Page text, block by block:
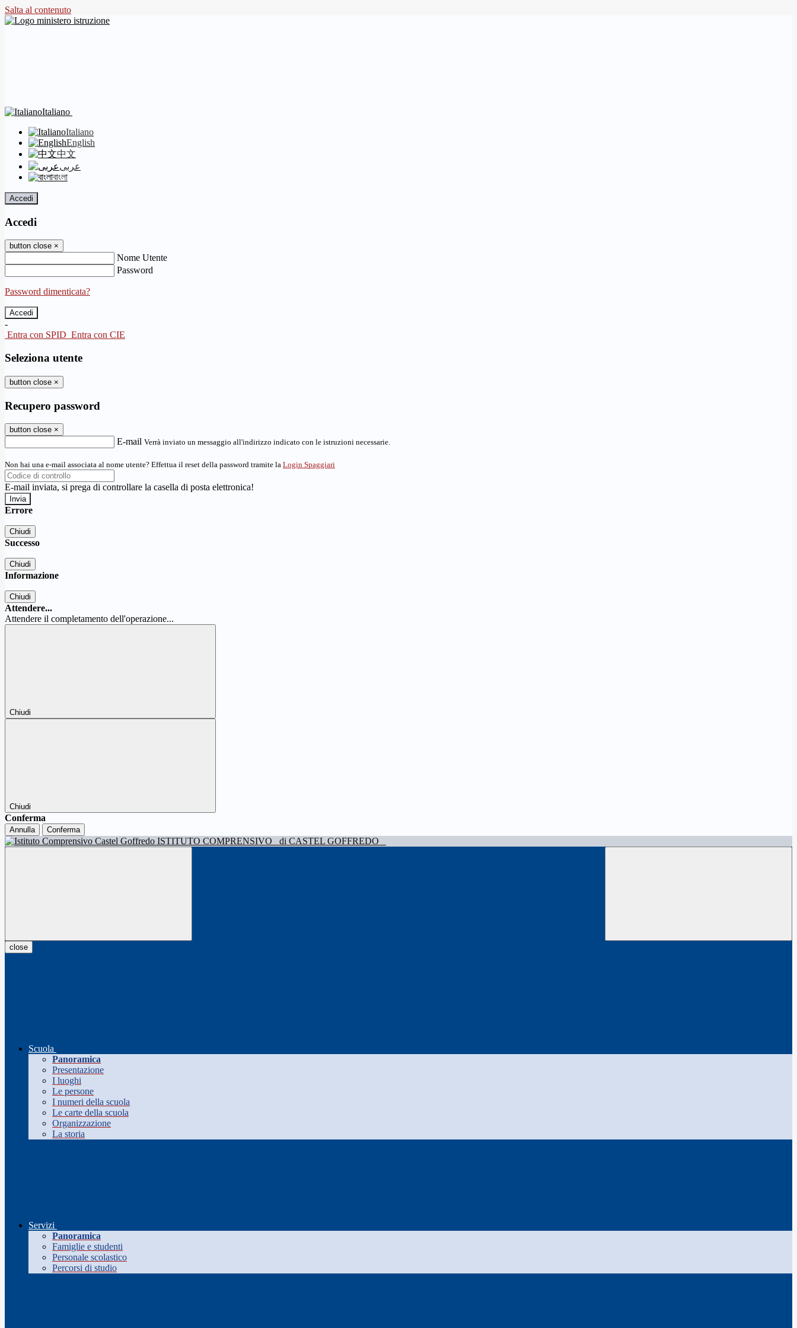
Salta al contenuto
Italiano
Italiano
English
中文
عربى
বাংলা
Accedi
Accedi
button close ×
Nome Utente
Password
Password dimenticata?
-
Entra con SPID Entra con CIE
Seleziona utente
button close ×
Recupero password
button close ×
E-mail Verrà inviato un messaggio all'indirizzo indicato con le istruzioni necessarie.
Non hai una e-mail associata al nome utente? Effettua il reset della password tramite la Login Spaggiari
E-mail inviata, si prega di controllare la casella di posta elettronica!
Errore
Chiudi
Successo
Chiudi
Informazione
Chiudi
Attendere...
Attendere il completamento dell'operazione...
Chiudi
Chiudi
Conferma
Annulla Conferma
ISTITUTO COMPRENSIVO di CASTEL GOFFREDO
close
Scuola
Panoramica
Presentazione
I luoghi
Le persone
I numeri della scuola
Le carte della scuola
Organizzazione
La storia
Servizi
Panoramica
Famiglie e studenti
Personale scolastico
Percorsi di studio